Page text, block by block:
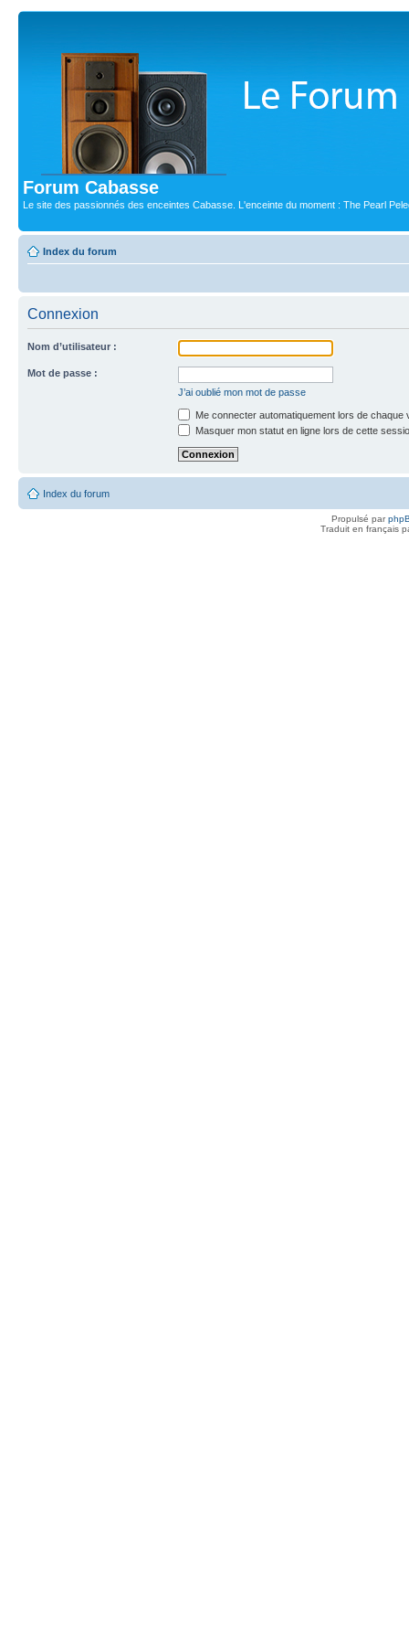
Forum Cabasse
Le site des passionnés des enceintes Cabasse. L'enceinte du moment : The Pearl
Index du forum
Connexion
Nom d’utilisateur :
Mot de passe :
J’ai oublié mon mot de passe
Me connecter automatiquement lors de chaque
Masquer mon statut en ligne lors de cette
Index du forum
Propulsé par
Traduit en français